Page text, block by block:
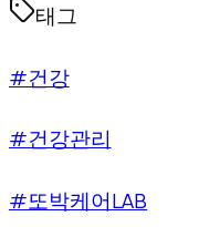
태그
#건강
#건강관리
#또박케어LAB